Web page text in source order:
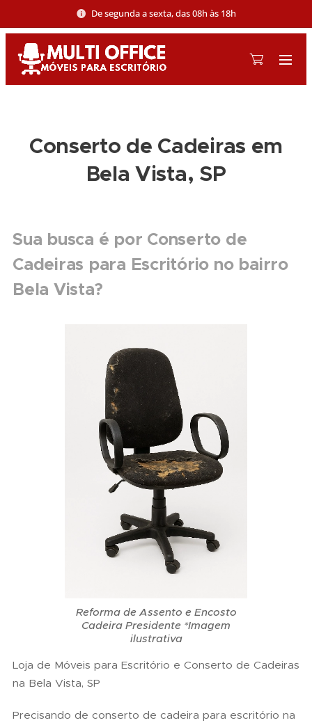
De segunda a sexta, das 08h às 18h
Conserto de Cadeiras em
Bela Vista, SP
Sua busca é por Conserto de
Cadeiras para Escritório no bairro
Bela Vista?
Reforma de Assento e Encosto
Cadeira Presidente *Imagem
ilustrativa
Loja de Móveis para Escritório e Conserto de Cadeiras
na Bela Vista, SP
Precisando de conserto de cadeira para escritório na